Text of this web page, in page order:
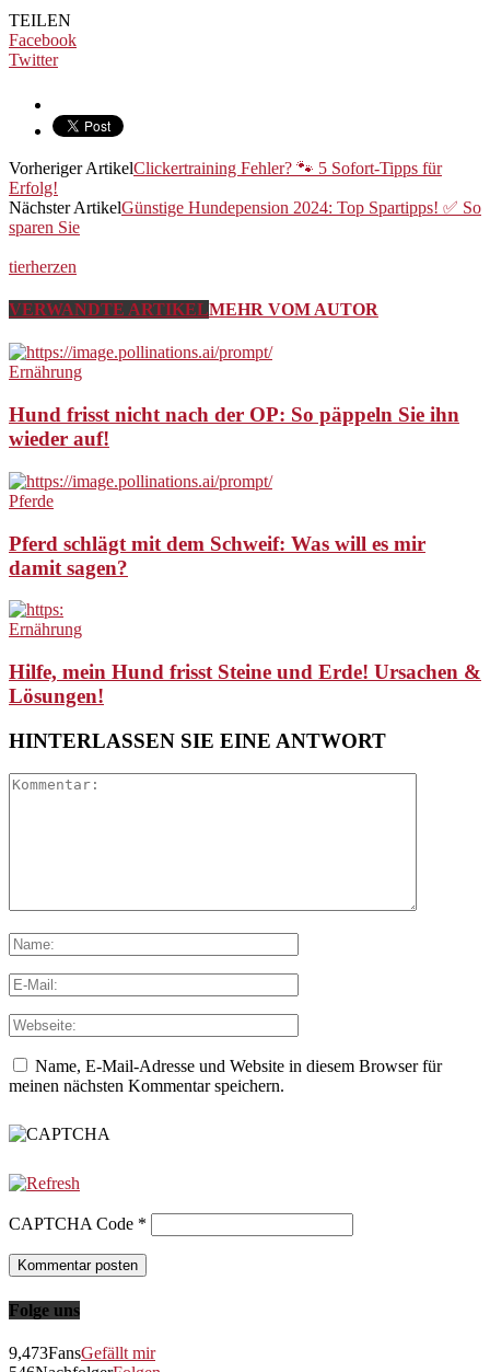
TEILEN
Facebook
Twitter
Vorheriger ArtikelClickertraining Fehler? 🐾 5 Sofort-Tipps für
Erfolg!
Nächster ArtikelGünstige Hundepension 2024: Top Spartipps! ✅ So
sparen Sie
tierherzen
VERWANDTE ARTIKELMEHR VOM AUTOR
Ernährung
Hund frisst nicht nach der OP: So päppeln Sie ihn
wieder auf!
Pferde
Pferd schlägt mit dem Schweif: Was will es mir
damit sagen?
Ernährung
Hilfe, mein Hund frisst Steine und Erde! Ursachen &
Lösungen!
HINTERLASSEN SIE EINE ANTWORT
Name, E-Mail-Adresse und Website in diesem Browser für
meinen nächsten Kommentar speichern.
CAPTCHA Code *
Folge uns
9,473FansGefällt mir